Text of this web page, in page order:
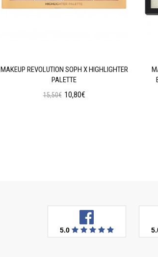
MAKEUP REVOLUTION SOPH X HIGHLIGHTER
PALETTE
15,50€ 10,80€
5.0